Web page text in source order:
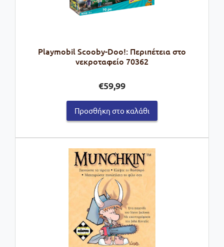
Playmobil Scooby-Doo!: Περιπέτεια στο
νεκροταφείο 70362
€59,99
Προσθήκη στο καλάθι